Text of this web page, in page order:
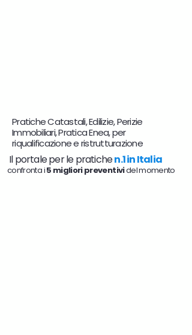
Pratiche Catastali, Edilizie, Perizie
Immobiliari, Pratica Enea, per
riqualificazione e ristrutturazione
Il portale per le pratichen.1 in Italia
confronta i5 migliori preventividel momento